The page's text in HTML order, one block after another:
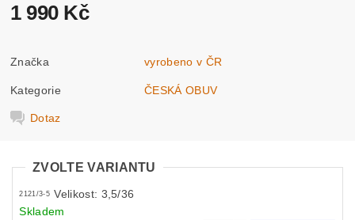
1 990 Kč
Značka vyrobeno v ČR
Kategorie ČESKÁ OBUV
Dotaz
ZVOLTE VARIANTU
2121/3-5 Velikost: 3,5/36
Skladem